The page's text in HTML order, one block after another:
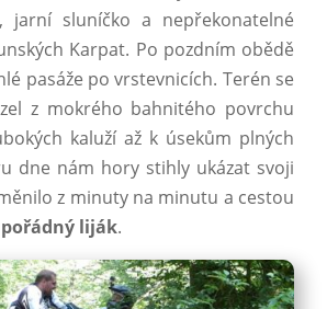
jarní sluníčko a nepřekonatelné
Karpat. Po pozdním obědě
pasáže po vrstevnicích. Terén se
z mokrého bahnitého povrchu
kaluží až k úsekům plných
dne nám hory stihly ukázat svoji
z minuty na minutu a cestou
pořádný liják.